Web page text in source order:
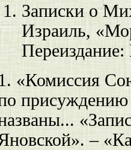
Записки о
Израиль,
«Комиссия
–